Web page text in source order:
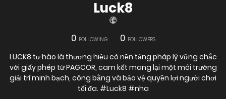
Luck8
0 FOLLOWING 0 FOLLOWERS
LUCK8 tự hào là thương hiệu có nền tảng pháp lý vững chắc
với giấy phép từ PAGCOR, cam kết mang lại một môi trường
giải trí minh bạch, công bằng và bảo vệ quyền lợi người chơi
tối đa. #Luck8 #nha